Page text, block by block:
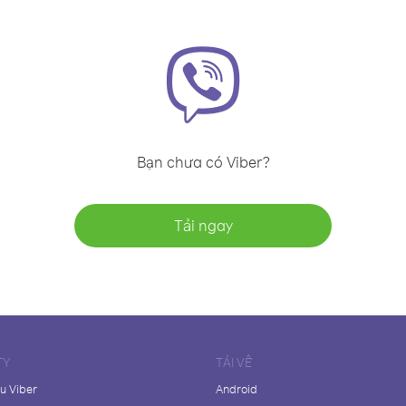
Bạn chưa có Viber?
Tải ngay
Viber
TẢI VỀ
Android